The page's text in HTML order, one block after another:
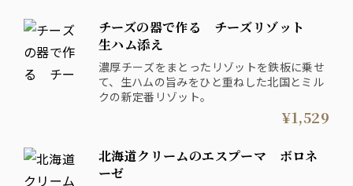
チーズの器で作る チーズリゾット
生ハム添え
濃厚チーズをまとったリゾットを鉄板に乗せ
て、生ハムの旨みをひと重ねした北国とミル
クの新定番リゾット。
¥1,529
北海道クリームのエスプーマ ボロネ
ーゼ